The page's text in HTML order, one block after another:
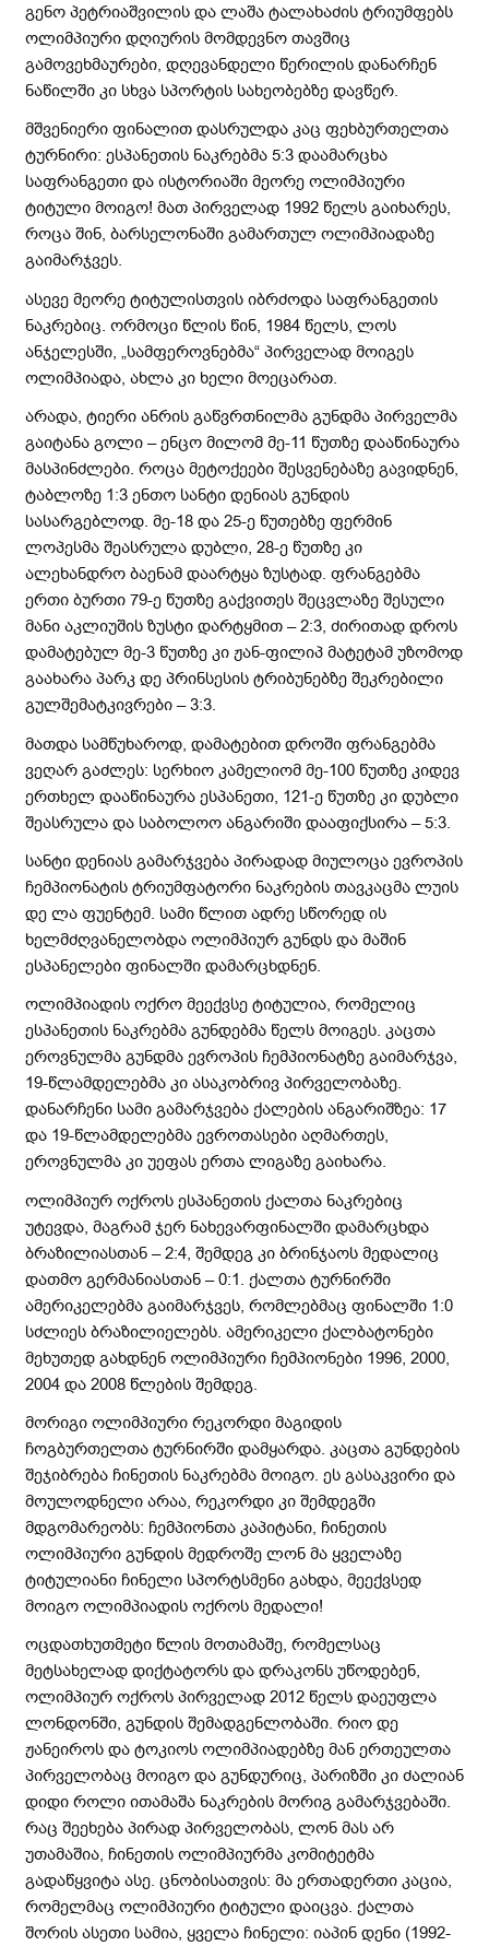
გენო პეტრიაშვილის და ლაშა ტალახაძის ტრიუმფებს
ოლიმპიური დღიურის მომდევნო თავშიც
გამოვეხმაურები, დღევანდელი წერილის დანარჩენ
ნაწილში კი სხვა სპორტის სახეობებზე დავწერ.
მშვენიერი ფინალით დასრულდა კაც ფეხბურთელთა
ტურნირი: ესპანეთის ნაკრებმა 5:3 დაამარცხა
საფრანგეთი და ისტორიაში მეორე ოლიმპიური
ტიტული მოიგო! მათ პირველად 1992 წელს გაიხარეს,
როცა შინ, ბარსელონაში გამართულ ოლიმპიადაზე
გაიმარჯვეს.
ასევე მეორე ტიტულისთვის იბრძოდა საფრანგეთის
ნაკრებიც. ორმოცი წლის წინ, 1984 წელს, ლოს
ანჯელესში, „სამფეროვნებმა“ პირველად მოიგეს
ოლიმპიადა, ახლა კი ხელი მოეცარათ.
არადა, ტიერი ანრის გაწვრთნილმა გუნდმა პირველმა
გაიტანა გოლი – ენცო მილომ მე-11 წუთზე დააწინაურა
მასპინძლები. როცა მეტოქეები შესვენებაზე გავიდნენ,
ტაბლოზე 1:3 ენთო სანტი დენიას გუნდის
სასარგებლოდ. მე-18 და 25-ე წუთებზე ფერმინ
ლოპესმა შეასრულა დუბლი, 28-ე წუთზე კი
ალეხანდრო ბაენამ დაარტყა ზუსტად. ფრანგებმა
ერთი ბურთი 79-ე წუთზე გაქვითეს შეცვლაზე შესული
მანი აკლიუშის ზუსტი დარტყმით – 2:3, ძირითად დროს
დამატებულ მე-3 წუთზე კი ჟან-ფილიპ მატეტამ უზომოდ
გაახარა პარკ დე პრინსესის ტრიბუნებზე შეკრებილი
გულშემატკივრები – 3:3.
მათდა სამწუხაროდ, დამატებით დროში ფრანგებმა
ვეღარ გაძლეს: სერხიო კამელიომ მე-100 წუთზე კიდევ
ერთხელ დააწინაურა ესპანეთი, 121-ე წუთზე კი დუბლი
შეასრულა და საბოლოო ანგარიში დააფიქსირა – 5:3.
სანტი დენიას გამარჯვება პირადად მიულოცა ევროპის
ჩემპიონატის ტრიუმფატორი ნაკრების თავკაცმა ლუის
დე ლა ფუენტემ. სამი წლით ადრე სწორედ ის
ხელმძღვანელობდა ოლიმპიურ გუნდს და მაშინ
ესპანელები ფინალში დამარცხდნენ.
ოლიმპიადის ოქრო მეექვსე ტიტულია, რომელიც
ესპანეთის ნაკრებმა გუნდებმა წელს მოიგეს. კაცთა
ეროვნულმა გუნდმა ევროპის ჩემპიონატზე გაიმარჯვა,
19-წლამდელებმა კი ასაკობრივ პირველობაზე.
დანარჩენი სამი გამარჯვება ქალების ანგარიშზეა: 17
და 19-წლამდელებმა ევროთასები აღმართეს,
ეროვნულმა კი უეფას ერთა ლიგაზე გაიხარა.
ოლიმპიურ ოქროს ესპანეთის ქალთა ნაკრებიც
უტევდა, მაგრამ ჯერ ნახევარფინალში დამარცხდა
ბრაზილიასთან – 2:4, შემდეგ კი ბრინჯაოს მედალიც
დათმო გერმანიასთან – 0:1. ქალთა ტურნირში
ამერიკელებმა გაიმარჯვეს, რომლებმაც ფინალში 1:0
სძლიეს ბრაზილიელებს. ამერიკელი ქალბატონები
მეხუთედ გახდნენ ოლიმპიური ჩემპიონები 1996, 2000,
2004 და 2008 წლების შემდეგ.
მორიგი ოლიმპიური რეკორდი მაგიდის
ჩოგბურთელთა ტურნირში დამყარდა. კაცთა გუნდების
შეჯიბრება ჩინეთის ნაკრებმა მოიგო. ეს გასაკვირი და
მოულოდნელი არაა, რეკორდი კი შემდეგში
მდგომარეობს: ჩემპიონთა კაპიტანი, ჩინეთის
ოლიმპიური გუნდის მედროშე ლონ მა ყველაზე
ტიტულიანი ჩინელი სპორტსმენი გახდა, მეექვსედ
მოიგო ოლიმპიადის ოქროს მედალი!
ოცდათხუთმეტი წლის მოთამაშე, რომელსაც
მეტსახელად დიქტატორს და დრაკონს უწოდებენ,
ოლიმპიურ ოქროს პირველად 2012 წელს დაეუფლა
ლონდონში, გუნდის შემადგენლობაში. რიო დე
ჟანეიროს და ტოკიოს ოლიმპიადებზე მან ერთეულთა
პირველობაც მოიგო და გუნდურიც, პარიზში კი ძალიან
დიდი როლი ითამაშა ნაკრების მორიგ გამარჯვებაში.
რაც შეეხება პირად პირველობას, ლონ მას არ
უთამაშია, ჩინეთის ოლიმპიურმა კომიტეტმა
გადაწყვიტა ასე. ცნობისათვის: მა ერთადერთი კაცია,
რომელმაც ოლიმპიური ტიტული დაიცვა. ქალთა
შორის ასეთი სამია, ყველა ჩინელი: იაპინ დენი (1992-